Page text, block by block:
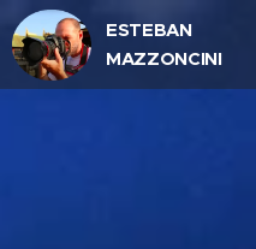
ESTEBAN
MAZZONCINI